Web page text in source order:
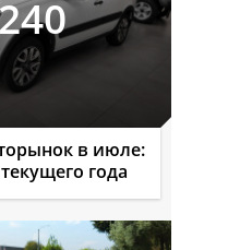
в июле:
года